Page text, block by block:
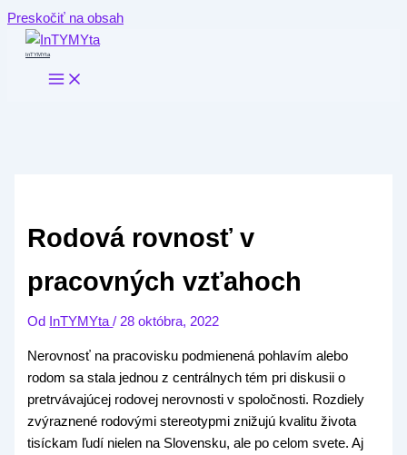
Preskočiť na obsah
InTYMYta
Rodová rovnosť v
pracovných vzťahoch
Od InTYMYta/ 28 októbra, 2022
Nerovnosť na pracovisku podmienená pohlavím alebo
rodom sa stala jednou z centrálnych tém pri diskusii o
pretrvávajúcej rodovej nerovnosti v spoločnosti. Rozdiely
zvýraznené rodovými stereotypmi znižujú kvalitu života
tisíckam ľudí nielen na Slovensku, ale po celom svete. Aj